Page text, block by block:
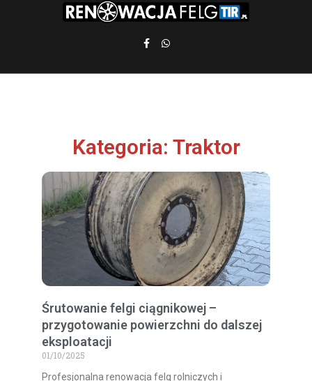
Kategoria: Traktor
Śrutowanie felgi ciągnikowej –
przygotowanie powierzchni do dalszej
eksploatacji
01/10/2025
Profesjonalna renowacja felg rolniczych i